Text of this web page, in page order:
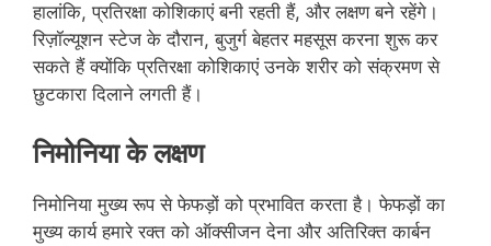
हालांकि, प्रतिरक्षा कोशिकाएं बनी रहती हैं, और लक्षण बने रहेंगे।
रिज़ॉल्यूशन स्‍टेज के दौरान, बुजुर्ग बेहतर महसूस करना शुरू कर
सकते हैं क्योंकि प्रतिरक्षा कोशिकाएं उनके शरीर को संक्रमण से
छुटकारा दिलाने लगती हैं।
निमोनिया के लक्षण
निमोनिया मुख्य रूप से फेफड़ों को प्रभावित करता है। फेफड़ों का
मुख्‍य कार्य हमारे रक्त को ऑक्सीजन देना और अतिरिक्त कार्बन